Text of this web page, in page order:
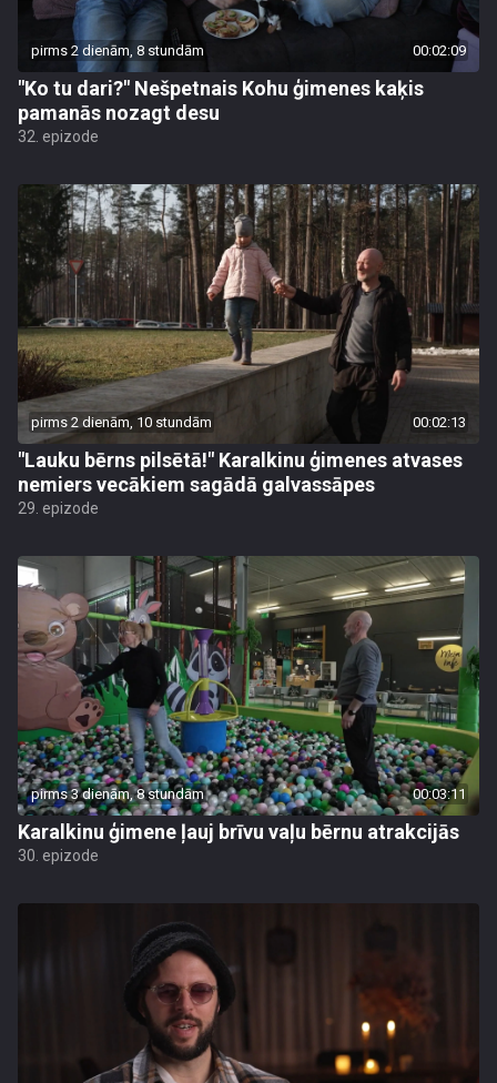
pirms 2 dienām, 8 stundām 00:02:09
"Ko tu dari?" Nešpetnais Kohu ģimenes kaķis
pamanās nozagt desu
32. epizode
pirms 2 dienām, 10 stundām 00:02:13
"Lauku bērns pilsētā!" Karalkinu ģimenes atvases
nemiers vecākiem sagādā galvassāpes
29. epizode
pirms 3 dienām, 8 stundām 00:03:11
Karalkinu ģimene ļauj brīvu vaļu bērnu atrakcijās
30. epizode